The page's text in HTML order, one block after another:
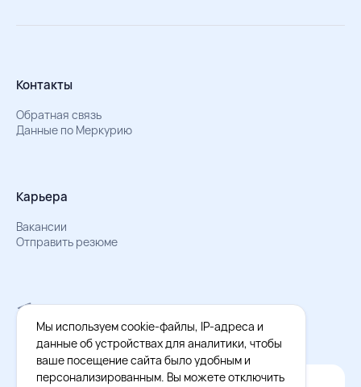
Контакты
Обратная связь
Данные по Меркурию
Карьера
Вакансии
Отправить резюме
Мы в Телеграм
Документы об обработке персональных данных
Охрана труда – результаты СОУТ
Официальное приложение Восток - Запад
Мы используем cookie-файлы, IP-адреса и
данные об устройствах для аналитики, чтобы
ваше посещение сайта было удобным и
персонализированным. Вы можете отключить